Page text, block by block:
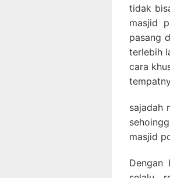
tidak
masjid
pasang
terlebih
cara
sajadah
masjid
Dengan